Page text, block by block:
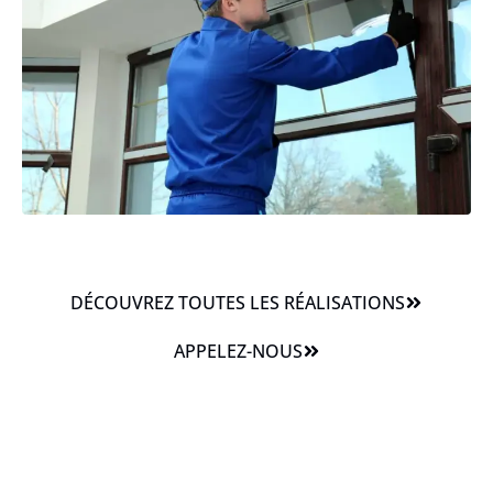
DÉCOUVREZ TOUTES LES RÉALISATIONS
APPELEZ-NOUS